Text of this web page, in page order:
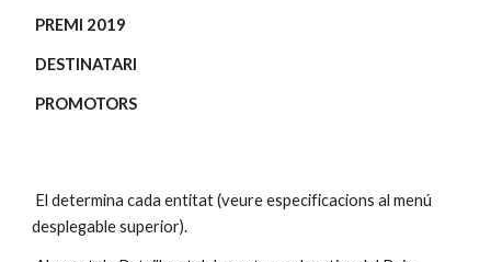
PREMI 2019
DESTINATARI
PROMOTORS
desplegable superior).